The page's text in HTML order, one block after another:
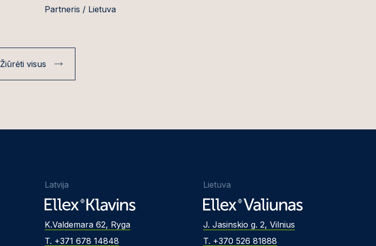
Partneris / Lietuva
Žiūrėti visus
Latvija
K.Valdemara 62, Ryga
T. +371 678 14848
Lietuva
J. Jasinskio g. 2, Vilnius
T. +370 526 81888